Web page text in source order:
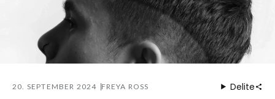
20. SEPTEMBER 2024 FREYA ROSS Delite